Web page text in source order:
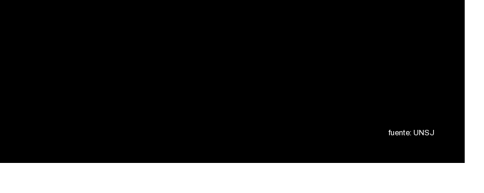
fuente: UNSJ